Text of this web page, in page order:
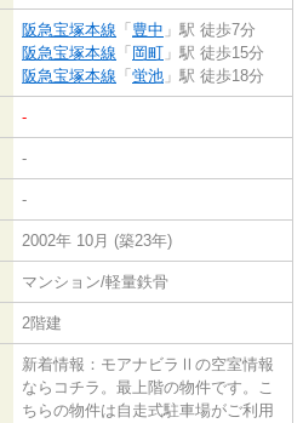
阪急宝塚本線 「 豊中 」駅 徒歩7分
阪急宝塚本線 「 岡町 」駅 徒歩15分
阪急宝塚本線 「 蛍池 」駅 徒歩18分
-
-
-
2002年 10月 (築23年)
マンション/軽量鉄骨
2階建
新着情報：モアナビラⅡの空室情報
ならコチラ。最上階の物件です。こ
ちらの物件は自走式駐車場がご利用